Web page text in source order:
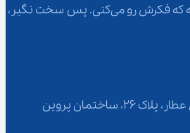
آسون‌تر و باحال‌تر از چیزیه که فکرش رو می‌کنی. پس سخت نگیر،
تهران، میدان عطار، خیابان عطار، پلاک 26، ساختمان پروین